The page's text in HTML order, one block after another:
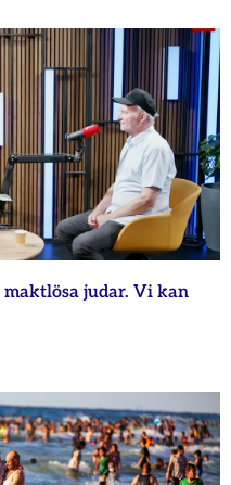
maktlösa judar. Vi kan